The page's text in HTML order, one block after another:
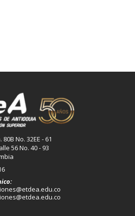
80B No. 32EE - 61
56 No. 40 - 93